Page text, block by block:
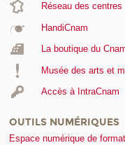
Réseau des centres
HandiCnam
La boutique du
Musée des arts et
Accès à IntraCnam
OUTILS NUMÉRIQUES
Espace numérique de